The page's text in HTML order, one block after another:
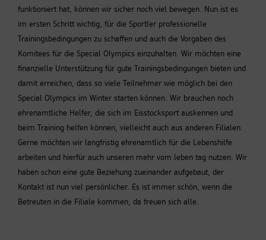
funktioniert hat, können wir sicher noch viel bewegen. Nun ist es
im ersten Schritt wichtig, für die Sportler professionelle
Trainingsbedingungen zu schaffen und auch die Vorgaben des
Komitees für die Special Olympics einzuhalten. Wir möchten eine
finanzielle Unterstützung für gute Trainingsbedingungen bieten und
damit erreichen, dass so viele Teilnehmer wie möglich bei den
Special Olympics im Winter starten können. Wir brauchen noch
ehrenamtliche Helfer, die sich im Eisstocksport auskennen und
beim Training helfen können, vielleicht auch aus anderen Filialen.
Gerne möchten wir langfristig ehrenamtlich für die Lebenshilfe
arbeiten und hierfür auch unseren mehr vom leben tag nutzen. Wir
haben schon eine gute Beziehung zueinander aufgebaut, der
Kontakt ist nun viel persönlicher. Es ist immer schön, wenn die
Betreuten in die Filiale kommen, da freuen sich alle.